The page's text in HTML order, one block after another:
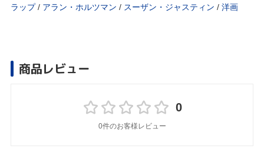
ラップ/ アラン・ホルツマン / スーザン・ジャスティン / 洋画
商品レビュー
0
0件のお客様レビュー